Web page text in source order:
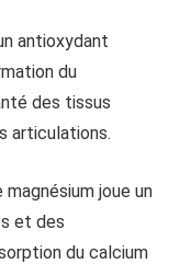
antioxydant
du
des tissus
articulations.
joue un
et des
du calcium